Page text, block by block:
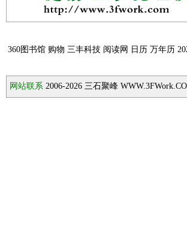
360图书馆 购物 三丰科技 阅读网 日历 万年历
网站联系 2006-2026 三石聚峰